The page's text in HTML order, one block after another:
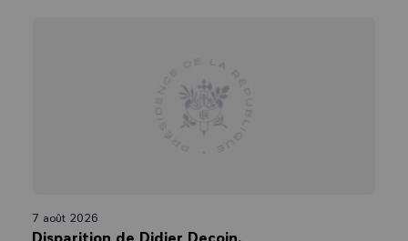
7 août 2026
Disparition de Didier Decoin.